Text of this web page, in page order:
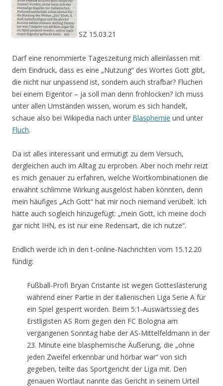
SZ 15.03.21
Darf eine renommierte Tageszeitung mich alleinlassen mit
dem Eindruck, dass es eine „Nutzung“ des Wortes Gott gibt,
die nicht nur unpassend ist, sondern auch strafbar? Fluchen
bei einem Eigentor – ja soll man denn frohlocken? Ich muss
unter allen Umständen wissen, worum es sich handelt,
schaue also bei Wikipedia nach unter Blasphemie und unter
Fluch.
Da ist alles interessant und ermutigt zu dem Versuch,
dergleichen auch im Alltag zu erproben. Aber noch mehr reizt
es mich genauer zu erfahren, welche Wortkombinationen die
erwähnt schlimme Wirkung ausgelöst haben könnten, denn
mein häufiges „Ach Gott“ hat mir noch niemand verübelt. Ich
hätte auch sogleich hinzugefügt: „mein Gott, ich meine doch
gar nicht IHN, es ist nur eine Redensart, die ich nutze“.
Endlich werde ich in den t-online-Nachrichten vom 15.12.20
fündig:
Fußball-Profi Bryan Cristante ist wegen Gotteslästerung
während einer Partie in der italienischen Liga Serie A für
ein Spiel gesperrt worden. Beim 5:1-Auswärtssieg des
Erstligisten AS Rom gegen den FC Bologna am
vergangenen Sonntag habe der AS-Mittelfeldmann in der
23. Minute eine blasphemische Äußerung, die „ohne
jeden Zweifel erkennbar und hörbar war“ von sich
gegeben, teilte das Sportgericht der Liga mit. Den
genauen Wortlaut nannte das Gericht in seinem Urteil